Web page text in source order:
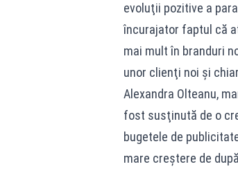
evoluţii pozitive a
încurajator faptul că
mai mult în branduri
unor clienţi noi şi
Alexandra Olteanu,
fost susţinută de o
bugetele de
mare creştere de